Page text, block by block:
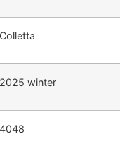
Colletta
2025 winter
4048